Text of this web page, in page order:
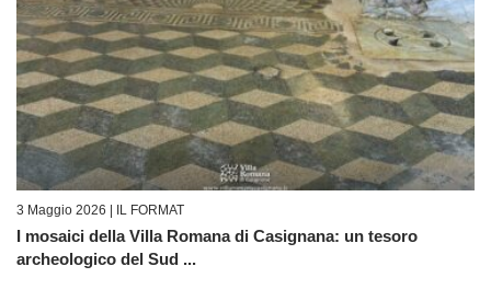
3 Maggio 2026 | IL FORMAT
I mosaici della Villa Romana di Casignana: un tesoro
archeologico del Sud ...